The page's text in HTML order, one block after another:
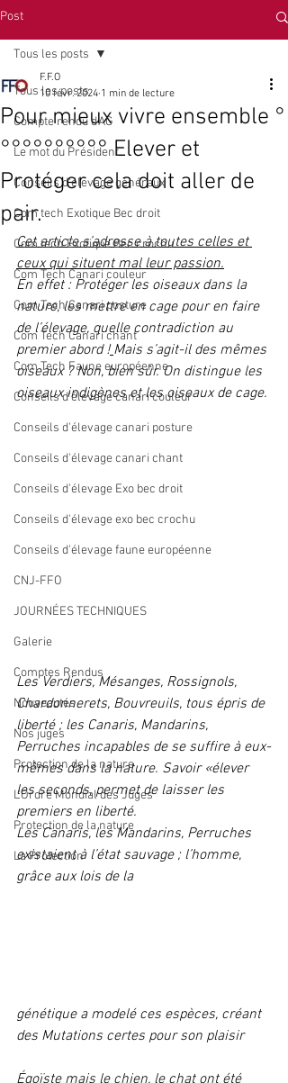
Post
Tous les posts
Compte rendu d'AG
Le mot du Président
Conseils d'élevage généraux
Com tech Exotique Bec droit
Com tech Exotique Bec crochu
Com Tech Canari couleur
Com Tech Canari posture
Com Tech Canari chant
Com Tech Faune européenne
Conseils d'élevage canari couleur
Conseils d'élevage canari posture
Conseils d'élevage canari chant
Conseils d'élevage Exo bec droit
Conseils d'élevage exo bec crochu
Conseils d'élevage faune européenne
CNJ-FFO
JOURNÉES TECHNIQUES
Galerie
Comptes Rendus
Nouveautés
Nos juges
Protection de la nature
L'Ordre Mondial des Juges
Protection de la nature
La Protection
Tous les posts
Pour mieux vivre ensemble °
°°°°°°°°°° Elever et
Protéger cela doit aller de
pair.
F.F.O
10 févr. 2024 1 min de lecture
Cet article s’adresse à toutes celles et
ceux qui situent mal leur passion.
En effet : Protéger les oiseaux dans la
nature, les mettre en cage pour en faire
de l’élevage, quelle contradiction au
premier abord ! Mais s’agit-il des mêmes
oiseaux ? Non, bien sûr. On distingue les
oiseaux indigènes et les oiseaux de cage.
Les Verdiers, Mésanges, Rossignols,
Chardonnerets, Bouvreuils, tous épris de
liberté ; les Canaris, Mandarins,
Perruches incapables de se suffire à eux-
mêmes dans la nature. Savoir «élever
les seconds, permet de laisser les
premiers en liberté.
Les Canaris, les Mandarins, Perruches
existaient à l’état sauvage ; l’homme,
grâce aux lois de la
génétique a modelé ces espèces, créant
des Mutations certes pour son plaisir